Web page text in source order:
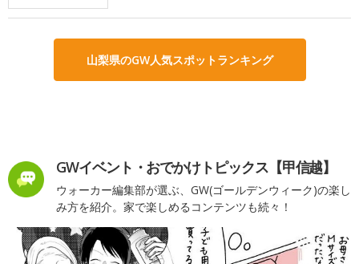
山梨県のGW人気スポットランキング
GWイベント・おでかけトピックス【甲信越】
ウォーカー編集部が選ぶ、GW(ゴールデンウィーク)の楽し
み方を紹介。家で楽しめるコンテンツも続々！